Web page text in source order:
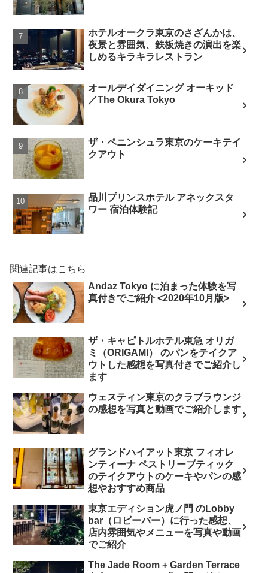
ホテルオークラ東京のさざんかは、
夜景と雰囲気、鉄板焼きの演出を楽
しめるキラキラレストラン
オールデイダイニング オーキッド
／The Okura Tokyo
ザ・ペニンシュラ東京のケーキテイ
クアウト
品川プリンスホテル アネックスタ
ワー 宿泊体験記
関連記事はこちら
Andaz Tokyo に泊まった体験を写
真付きでご紹介 <2020年10月版>
ザ・キャピトルホテル東急 オリガ
ミ（ORIGAMI） のパンをテイクア
ウトした感想を写真付きでご紹介し
ます
ウェスティン東京のクラブラウンジ
の感想を写真と動画でご紹介します
グランドハイアット東京 フィオレ
ンティーナ ペストリーブティック
のテイクアウトのケーキやパンの感
想やおすすめ商品
東京エディション虎ノ門 のLobby
bar（ロビーバー）に行った感想、
店内雰囲気やメニューを写真や動画
でご紹介
The Jade Room + Garden Terrace